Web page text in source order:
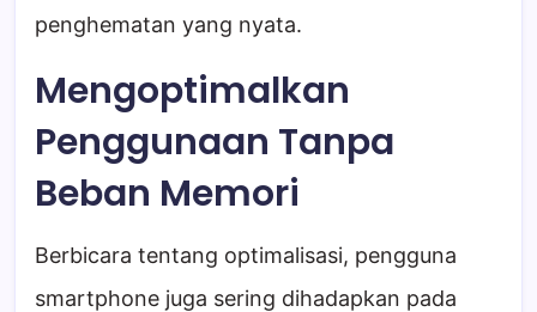
penghematan yang nyata.
Mengoptimalkan
Penggunaan Tanpa
Beban Memori
Berbicara tentang optimalisasi, pengguna
smartphone juga sering dihadapkan pada